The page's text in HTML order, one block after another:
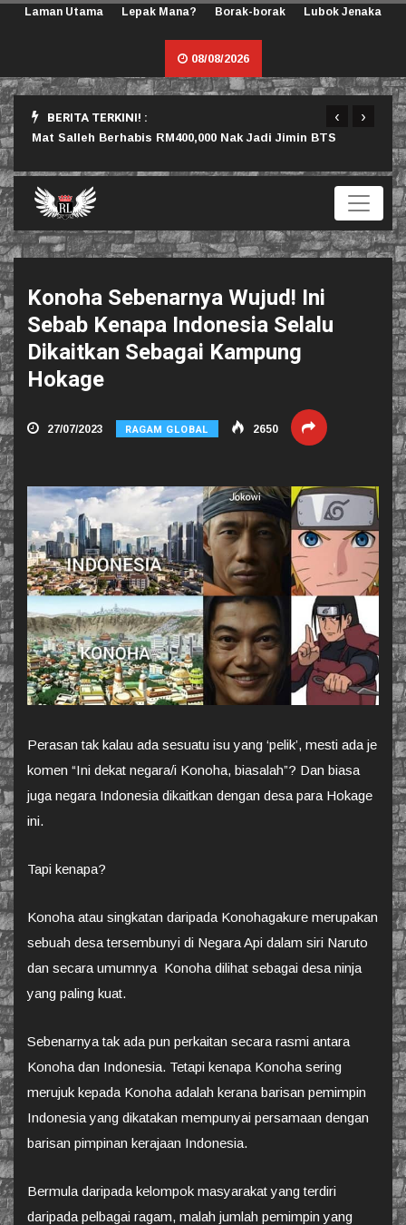
Laman Utama Lepak Mana? Borak-borak Lubok Jenaka
08/08/2026
BERITA TERKINI! :
Mat Salleh Berhabis RM400,000 Nak Jadi Jimin BTS
‹ ›
Konoha Sebenarnya Wujud! Ini
Sebab Kenapa Indonesia Selalu
Dikaitkan Sebagai Kampung
Hokage
27/07/2023 RAGAM GLOBAL 2650
Perasan tak kalau ada sesuatu isu yang ‘pelik’, mesti ada je
komen “Ini dekat negara/i Konoha, biasalah”? Dan biasa
juga negara Indonesia dikaitkan dengan desa para Hokage
ini.
Tapi kenapa?
Konoha atau singkatan daripada Konohagakure merupakan
sebuah desa tersembunyi di Negara Api dalam siri Naruto
dan secara umumnya Konoha dilihat sebagai desa ninja
yang paling kuat.
Sebenarnya tak ada pun perkaitan secara rasmi antara
Konoha dan Indonesia. Tetapi kenapa Konoha sering
merujuk kepada Konoha adalah kerana barisan pemimpin
Indonesia yang dikatakan mempunyai persamaan dengan
barisan pimpinan kerajaan Indonesia.
Bermula daripada kelompok masyarakat yang terdiri
daripada pelbagai ragam, malah jumlah pemimpin yang